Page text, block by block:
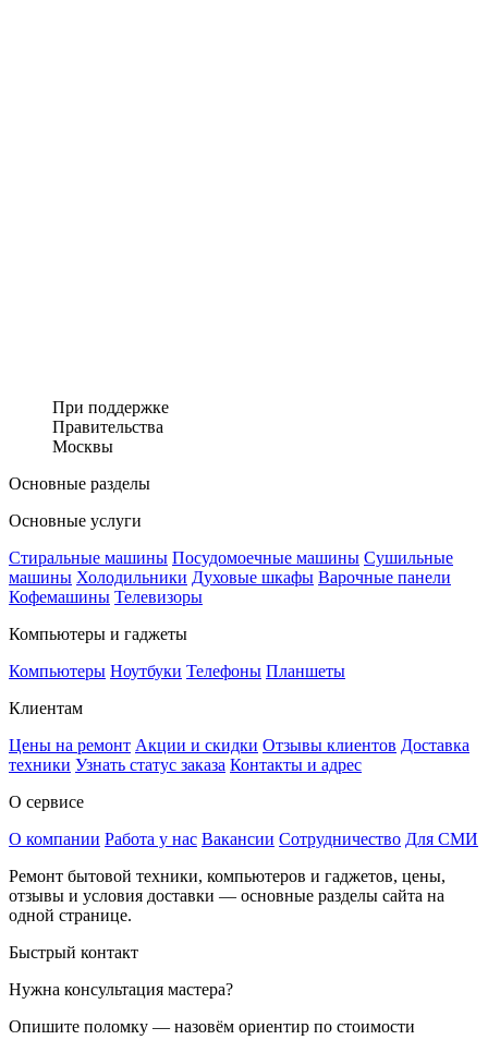
При поддержке
Правительства
Москвы
Основные разделы
Основные услуги
Стиральные машины Посудомоечные машины Сушильные
машины Холодильники Духовые шкафы Варочные панели
Кофемашины Телевизоры
Компьютеры и гаджеты
Компьютеры Ноутбуки Телефоны Планшеты
Клиентам
Цены на ремонт Акции и скидки Отзывы клиентов Доставка
техники Узнать статус заказа Контакты и адрес
О сервисе
О компании Работа у нас Вакансии Сотрудничество Для СМИ
Ремонт бытовой техники, компьютеров и гаджетов, цены,
отзывы и условия доставки — основные разделы сайта на
одной странице.
Быстрый контакт
Нужна консультация мастера?
Опишите поломку — назовём ориентир по стоимости